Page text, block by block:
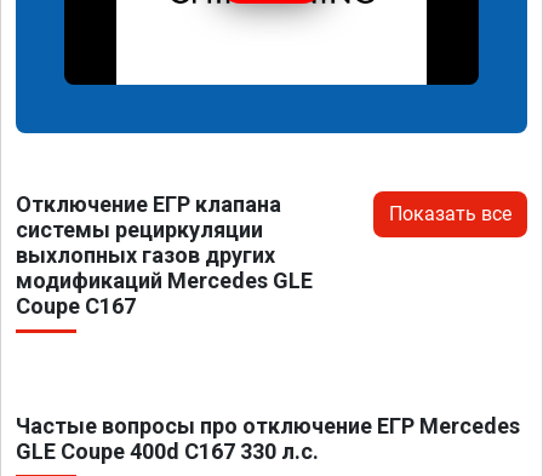
Отключение ЕГР клапана
системы рециркуляции
выхлопных газов других
модификаций Mercedes GLE
Coupe C167
Показать все
Частые вопросы про отключение ЕГР Mercedes
GLE Coupe 400d C167 330 л.с.